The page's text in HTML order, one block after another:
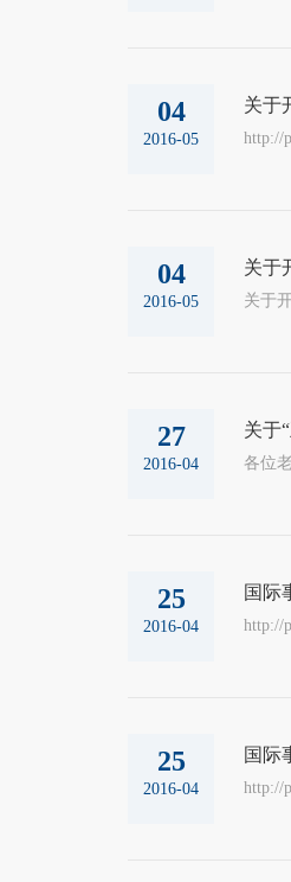
04
2016-05
关于
http://
04
2016-05
关于
27
2016-04
关于
各位
25
2016-04
国际
http://
25
2016-04
国际
http://